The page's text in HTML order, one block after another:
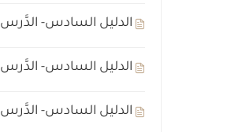
الدليل السادس- الدَّرس 17
الدليل السادس- الدَّرس 18
الدليل السادس- الدَّرس 19